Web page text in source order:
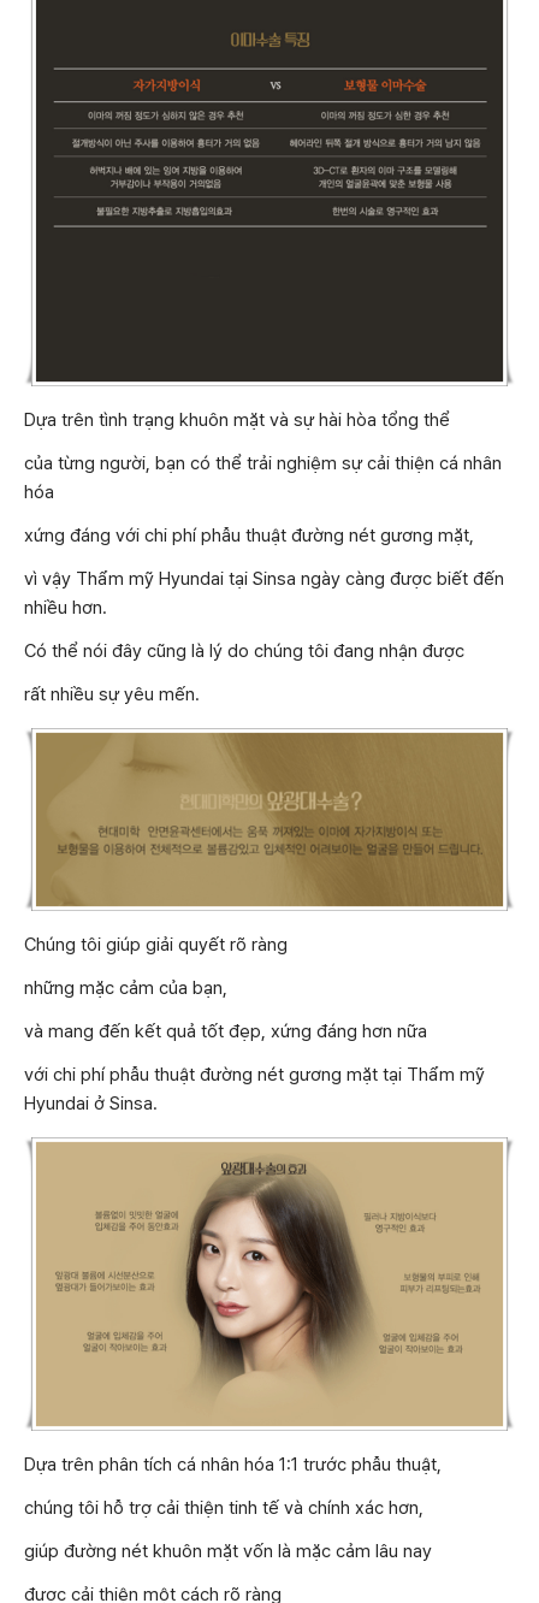
Dựa trên tình trạng khuôn mặt và sự hài hòa tổng thể
của từng người, bạn có thể trải nghiệm sự cải thiện cá nhân
hóa
xứng đáng với chi phí phẫu thuật đường nét gương mặt,
vì vậy Thẩm mỹ Hyundai tại Sinsa ngày càng được biết đến
nhiều hơn.
Có thể nói đây cũng là lý do chúng tôi đang nhận được
rất nhiều sự yêu mến.
Chúng tôi giúp giải quyết rõ ràng
những mặc cảm của bạn,
và mang đến kết quả tốt đẹp, xứng đáng hơn nữa
với chi phí phẫu thuật đường nét gương mặt tại Thẩm mỹ
Hyundai ở Sinsa.
Dựa trên phân tích cá nhân hóa 1:1 trước phẫu thuật,
chúng tôi hỗ trợ cải thiện tinh tế và chính xác hơn,
giúp đường nét khuôn mặt vốn là mặc cảm lâu nay
được cải thiện một cách rõ ràng